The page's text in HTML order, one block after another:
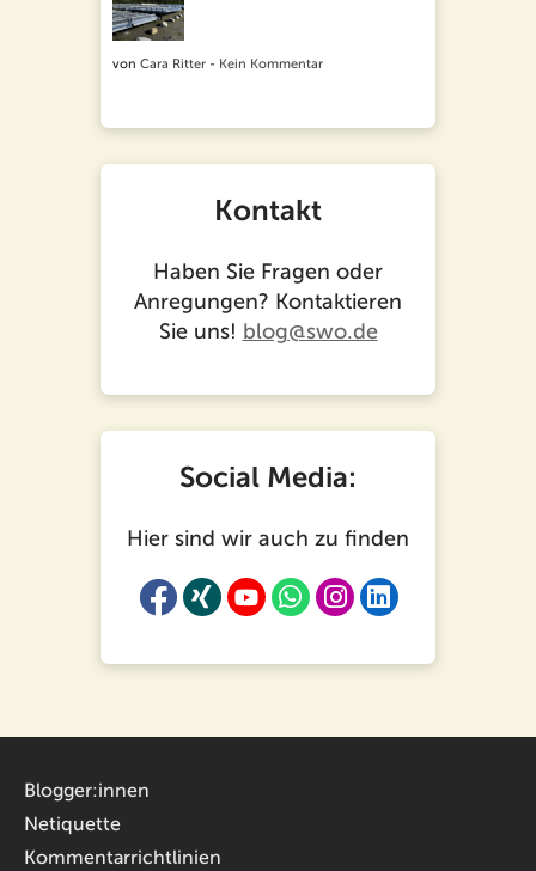
von Cara Ritter - Kein Kommentar
Kontakt
Haben Sie Fragen oder
Anregungen? Kontaktieren
Sie uns! blog@swo.de
Social Media:
Hier sind wir auch zu finden
Blogger:innen
Netiquette
Kommentarrichtlinien